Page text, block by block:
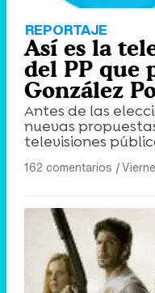
REPORTAJE
Así es la
del PP que
González
Antes de las
nuevas
televisiones
162 comentarios |